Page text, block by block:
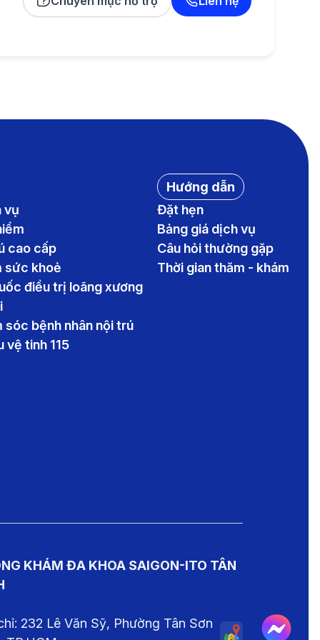
vụ
cao cấp
sức khoẻ
điều trị loãng xương
sóc bệnh nhân nội trú
vệ tinh 115
Hướng dẫn
Đặt hẹn
Bảng giá dịch vụ
Câu hỏi thường gặp
Thời gian thăm - khám
KHÁM ĐA KHOA SAIGON-ITO TÂN
232 Lê Văn Sỹ, Phường Tân Sơn